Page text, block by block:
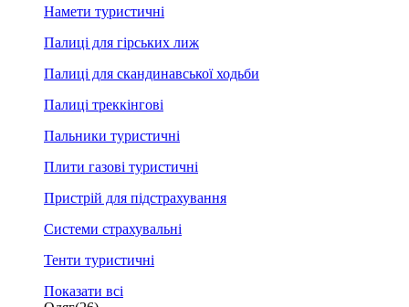
Намети туристичні
Палиці для гірських лиж
Палиці для скандинавської ходьби
Палиці треккінгові
Пальники туристичні
Плити газові туристичні
Пристрій для підстрахування
Системи страхувальні
Тенти туристичні
Показати всі